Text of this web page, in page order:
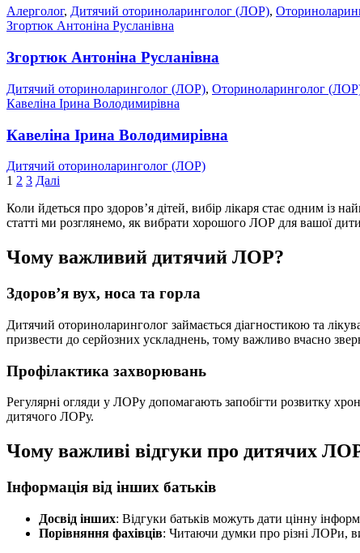
Алерголог, Дитячий оториноларинголог (ЛОР),
Згортюк Антоніна Русланівна
Згортюк Антоніна Русланівна
Дитячий оториноларинголог (ЛОР), Оториноларинголог
Кавеліна Ірина Володимирівна
Кавеліна Ірина Володимирівна
Дитячий оториноларинголог (ЛОР)
Пагінація
записів
1 2 3 Далі
Коли йдеться про здоров’я дітей, вибір лікаря стає одним із
статті ми розглянемо, як вибрати хорошого ЛОР для вашої
Чому важливий дитячий ЛОР?
Здоров’я вух, носа та горла
Дитячий оториноларинголог займається діагностикою та
призвести до серйозних ускладнень, тому важливо вчасно
Профілактика захворювань
Регулярні огляди у ЛОРу допомагають запобігти розвитку
дитячого ЛОРу.
Чому важливі відгуки про дитячих
Інформація від інших батьків
Досвід інших: Відгуки батьків можуть дати цінну
Порівняння фахівців: Читаючи думки про різні ЛОРи,